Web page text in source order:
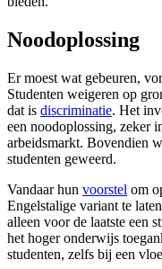
Noodoplossing
Er moest wat gebeuren,
Studenten weigeren op
dat is discriminatie. Het
een noodoplossing, zeker
arbeidsmarkt. Bovendien
studenten geweerd.
Vandaar hun voorstel om
Engelstalige variant te
alleen voor de laatste een
het hoger onderwijs
studenten, zelfs bij een